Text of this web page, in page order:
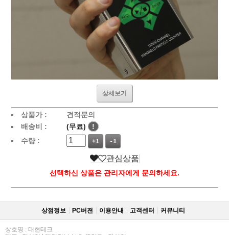
상세보기
상품가 :
견적문의
배송비 :
(무료)
!
수량 :
+1 -1
관심상품
선택하신 상품은 관리자에게 문의하세요.
상점정보 PC버젼 이용안내 고객센터 커뮤니티
상호명 : 대현테크